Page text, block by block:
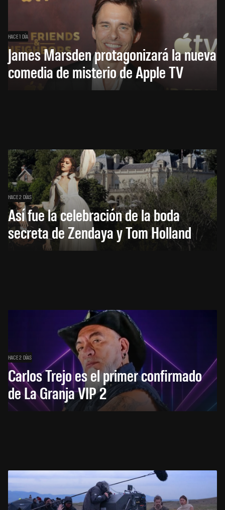
HACE 1 DÍA
James Marsden protagonizará la nueva
comedia de misterio de Apple TV
HACE 2 DÍAS
Así fue la celebración de la boda
secreta de Zendaya y Tom Holland
HACE 2 DÍAS
Carlos Trejo es el primer confirmado
de La Granja VIP 2